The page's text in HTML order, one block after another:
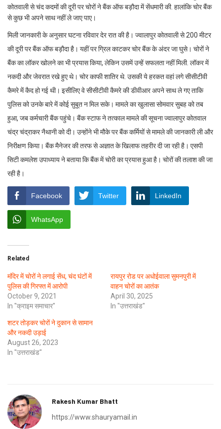
कोतवाली से चंद कदमों की दूरी पर चोरों ने बैंक ऑफ बड़ौदा में सेंधमारी की. हालांकि चोर बैंक
से कुछ भी अपने साथ नहीं ले जाए पाए।
मिली जानकारी के अनुसार घटना रविवार देर रात की है। ज्वालापुर कोतवाली से 200 मीटर
की दूरी पर बैंक ऑफ बड़ौदा है। यहीं पर ग्रिल काटकर चोर बैंक के अंदर जा घुसे। चोरों ने
बैंक का लॉकर खोलने का भी प्रयास किया, लेकिन उसमें उन्हें सफलता नहीं मिली. लॉकर में
नकदी और जेवरात रखे हुए थे। चोर काफी शातिर थे. उसकी ये हरकत वहां लगे सीसीटीवी
कैमरे में कैद हो गई थी। इसीलिए वे सीसीटीवी कैमरे की डीवीआर अपने साथ ले गए ताकि
पुलिस को उनके बारे में कोई सुबूत न मिल सके। मामले का खुलासा सोमवार सुबह को तब
हुआ, जब कर्मचारी बैंक पहुंचे। बैंक स्टाफ ने तत्काल मामले की सूचना ज्वालापुर कोतवाल
चंद्र चंद्राकर नैथानी को दी। उन्होंने भी मौके पर बैंक कर्मियों से मामले की जानकारी ली और
निरीक्षण किया। बैंक मैनेजर की तरफ से अज्ञात के खिलाफ तहरीर दी जा रही है। एसपी
सिटी कमलेश उपाध्याय ने बताया कि बैंक में चोरी का प्रयास हुआ है। चोरों की तलाश की जा
रही है।
Facebook Twitter LinkedIn
WhatsApp
Related
मंदिर में चोरों ने लगाई सेंध, चंद घंटों में
पुलिस की गिरफ्त में आरोपी
October 9, 2021
In "क्राइम समाचार"
रायपुर रोड पर अधोईवाला सुमनपुरी में
वाहन चोरों का आतंक
April 30, 2025
In "उत्तराखंड"
शटर तोड़कर चोरों ने दुकान से सामान
और नकदी उड़ाई
August 26, 2023
In "उत्तराखंड"
Rakesh Kumar Bhatt
https://www.shauryamail.in